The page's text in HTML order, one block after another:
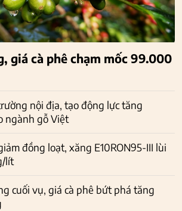
giá cà phê chạm mốc 99.000
nội địa, tạo động lực tăng
ngành gỗ Việt
đồng loạt, xăng E10RON95-III lùi
lít
cuối vụ, giá cà phê bứt phá tăng